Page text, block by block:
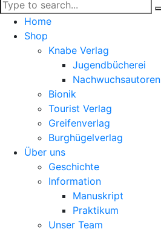
Home
Shop
Knabe Verlag
Jugendbücherei
Nachwuchsautoren
Bionik
Tourist Verlag
Greifenverlag
Burghügelverlag
Über uns
Geschichte
Information
Manuskript
Praktikum
Unser Team